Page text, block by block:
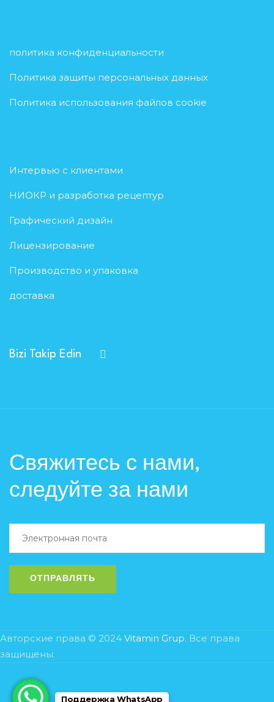
политика конфиденциальности
Политика защиты персональных данных
Политика использования файлов cookie
Интервью с клиентами
НИОКР и разработка рецептур
Графический дизайн
Лицензирование
Производство и упаковка
доставка
Bizi Takip Edin
Свяжитесь с нами,
следуйте за нами
Авторские права © 2024 Vitamin Grup. Все права
защищены.
Поддержка WhatsApp